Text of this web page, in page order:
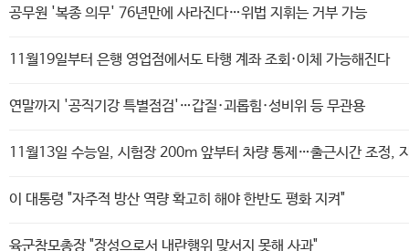
공무원 '복종 의무' 76년만에 사라진다…위법 지휘는 거부 가능
11월19일부터 은행 영업점에서도 타행 계좌 조회·이체 가능해진다
연말까지 '공직기강 특별점검'…갑질·괴롭힘·성비위 등 무관용
11월13일 수능일, 시험장 200m 앞부터 차량 통제…출근시간 조정,
이 대통령 "자주적 방산 역량 확고히 해야 한반도 평화 지켜"
육군참모총장 "장성으로서 내란행위 맞서지 못해 사과"